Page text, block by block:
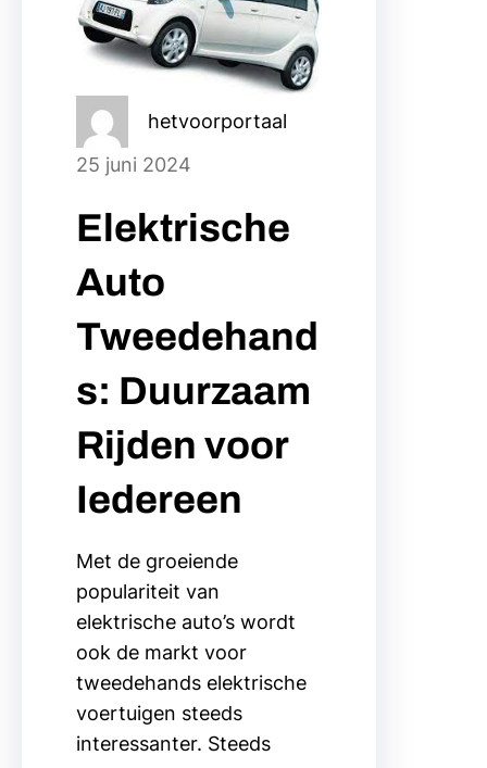
hetvoorportaal
25 juni 2024
Elektrische
Auto
Tweedehand
s: Duurzaam
Rijden voor
Iedereen
Met de groeiende
populariteit van
elektrische auto’s wordt
ook de markt voor
tweedehands elektrische
voertuigen steeds
interessanter. Steeds